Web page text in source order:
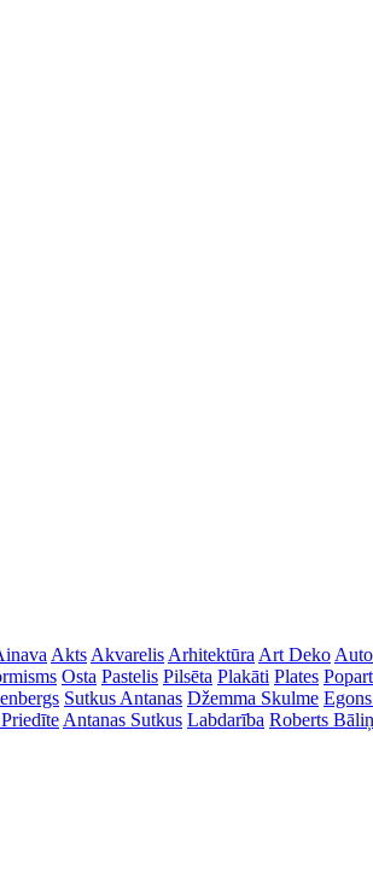
Akts Akvarelis Arhitektūra Art Deko Auto
Osta Pastelis Pilsēta Plakāti Plates
Sutkus Antanas Džemma Skulme
Antanas Sutkus Labdarība Roberts